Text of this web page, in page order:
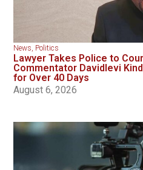
News, Politics
Lawyer Takes Police to
Commentator Davidlevi
for Over 40 Days
August 6, 2026